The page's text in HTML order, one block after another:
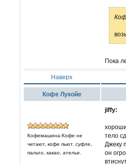
Пока
Наверх
Кофе Лукойе
Кофемашина:Кофе не
читают, кофе пьют. суфле,
пальто, какао, ателье.
jiffy:
тело
Джеку
он